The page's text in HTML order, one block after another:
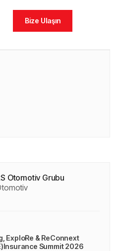
Bize Ulaşın
Otomotiv Grubu
ExploRe & ReConnext
Summit 2026